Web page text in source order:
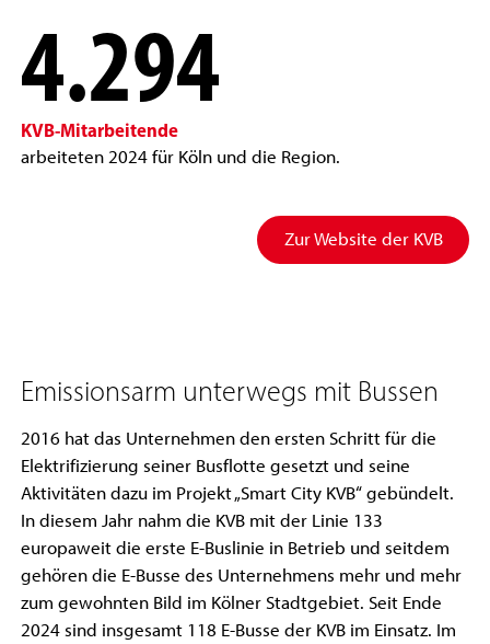
4.294
KVB-Mitarbeitende
arbeiteten 2024 für Köln und die Region.
Zur Website der KVB
Emissionsarm unterwegs mit Bussen
2016 hat das Unternehmen den ersten Schritt für die
Elektrifizierung seiner Busflotte gesetzt und seine
Aktivitäten dazu im Projekt „Smart City KVB“ gebündelt.
In diesem Jahr nahm die KVB mit der Linie 133
europaweit die erste E-Buslinie in Betrieb und seitdem
gehören die E-Busse des Unternehmens mehr und mehr
zum gewohnten Bild im Kölner Stadtgebiet. Seit Ende
2024 sind insgesamt 118 E-Busse der KVB im Einsatz. Im